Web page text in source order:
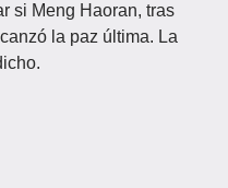
si Meng Haoran, tras
la paz última. La